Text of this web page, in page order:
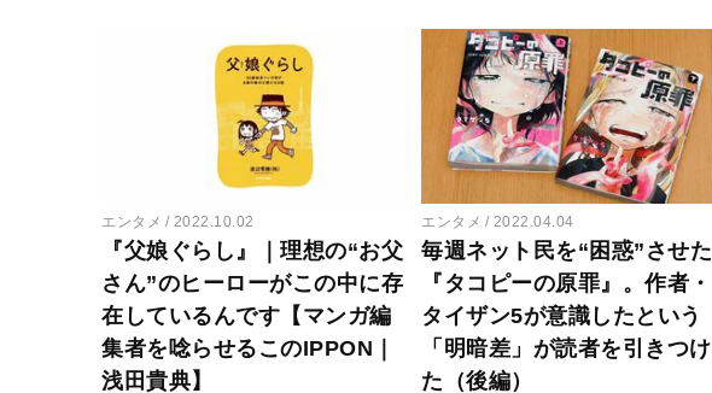
エンタメ 2022.10.02
『父娘ぐらし』｜理想の“お父
さん”のヒーローがこの中に存
在しているんです【マンガ編
集者を唸らせるこのIPPON｜
浅田貴典】
エンタメ 2022.04.04
毎週ネット民を“困惑”させた
『タコピーの原罪』。作者・
タイザン5が意識したという
「明暗差」が読者を引きつけ
た（後編）